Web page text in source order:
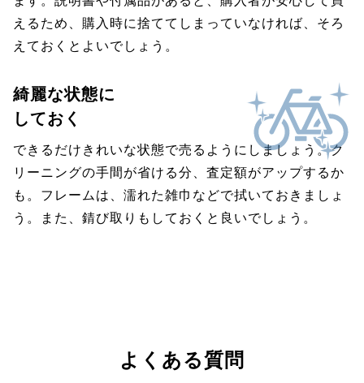
えるため、購入時に捨ててしまっていなければ、そろ
えておくとよいでしょう。
綺麗な状態に
しておく
できるだけきれいな状態で売るようにしましょう。ク
リーニングの手間が省ける分、査定額がアップするか
も。フレームは、濡れた雑巾などで拭いておきましょ
う。また、錆び取りもしておくと良いでしょう。
よくある質問